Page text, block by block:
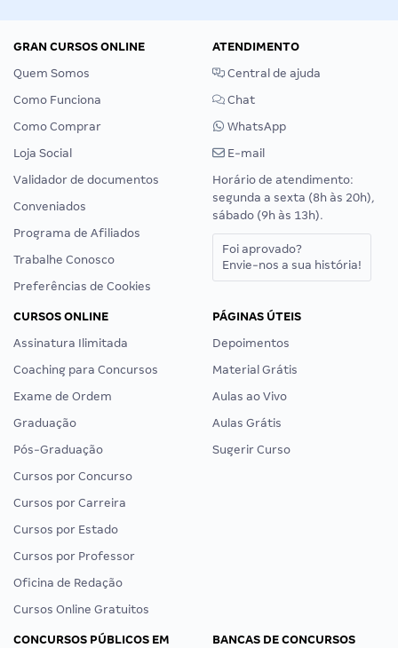
GRAN CURSOS ONLINE
Quem Somos
Como Funciona
Como Comprar
Loja Social
Validador de documentos
Conveniados
Programa de Afiliados
Trabalhe Conosco
Preferências de Cookies
ATENDIMENTO
Central de ajuda
Chat
WhatsApp
E-mail
Horário de atendimento:
segunda a sexta (8h às 20h),
sábado (9h às 13h).
Foi aprovado?
Envie-nos a sua história!
CURSOS ONLINE
Assinatura Ilimitada
Coaching para Concursos
Exame de Ordem
Graduação
Pós-Graduação
Cursos por Concurso
Cursos por Carreira
Cursos por Estado
Cursos por Professor
Oficina de Redação
Cursos Online Gratuitos
PÁGINAS ÚTEIS
Depoimentos
Material Grátis
Aulas ao Vivo
Aulas Grátis
Sugerir Curso
CONCURSOS PÚBLICOS EM
BANCAS DE CONCURSOS